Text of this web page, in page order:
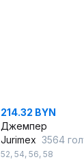
214.32 BYN
Джемпер
Jurimex 3564
52, 54, 56, 58